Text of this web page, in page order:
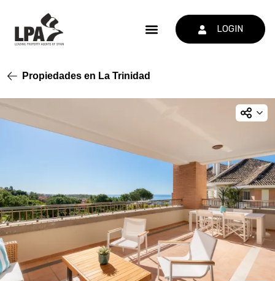
LOGIN
Propiedades en La Trinidad